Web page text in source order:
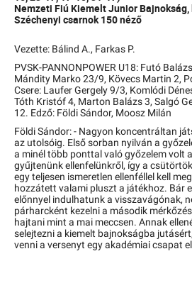
Nemzeti Fiú Kiemelt Junior
Széchenyi csarnok 150 néző
Vezette: Bálind A., Farkas P.
PVSK-PANNONPOWER U18: Futó
Mándity Marko 23/9, Kövecs Martin 2,
Csere: Laufer Gergely 9/3, Komlódi
Tóth Kristóf 4, Marton Balázs 3, Salgó
12. Edző: Földi Sándor, Moosz Milán
Földi Sándor: - Nagyon koncentráltan
az utolsóig. Első sorban nyilván a
a minél több ponttal való győzelem volt
gyűjtenünk ellenfelünkről, így a
egy teljesen ismeretlen ellenféllel kell
hozzátett valami pluszt a játékhoz. Bár
előnnyel indulhatunk a visszavágónak,
párharcként kezelni a második
hajtani mint a mai meccsen. Annak
selejtezni a kiemelt bajnokságba
venni a versenyt egy akadémiai csapat